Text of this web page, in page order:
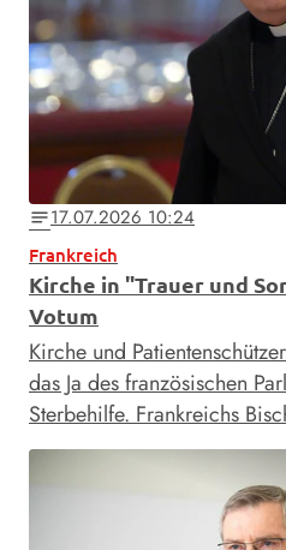
notes17.07.2026 10:24
Frankreich
Kirche in "Trauer und
Votum
Kirche und
das Ja des französischen
Sterbehilfe. Frankreichs